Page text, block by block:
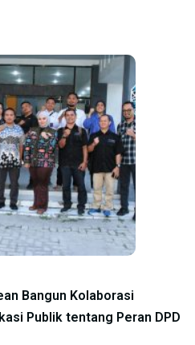
Bangun Kolaborasi
Publik tentang Peran DPD